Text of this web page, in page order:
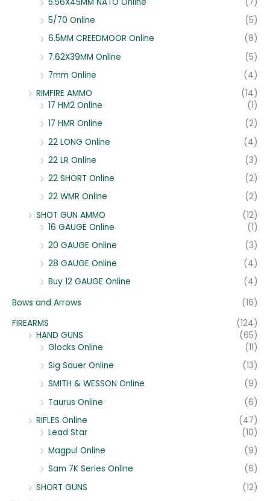
5/70 Online
(5)
6.5MM CREEDMOOR Online
(8)
7.62X39MM Online
(5)
7mm Online
(4)
RIMFIRE AMMO
(14)
17 HM2 Online
(1)
17 HMR Online
(2)
22 LONG Online
(4)
22 LR Online
(3)
22 SHORT Online
(2)
22 WMR Online
(2)
SHOT GUN AMMO
(12)
16 GAUGE Online
(1)
20 GAUGE Online
(3)
28 GAUGE Online
(4)
Buy 12 GAUGE Online
(4)
Bows and Arrows
(16)
FIREARMS
(124)
HAND GUNS
(65)
Glocks Online
(11)
Sig Sauer Online
(13)
SMITH & WESSON Online
(9)
Taurus Online
(6)
RIFLES Online
(47)
Lead Star
(10)
Magpul Online
(9)
Sam 7K Series Online
(6)
SHORT GUNS
(12)